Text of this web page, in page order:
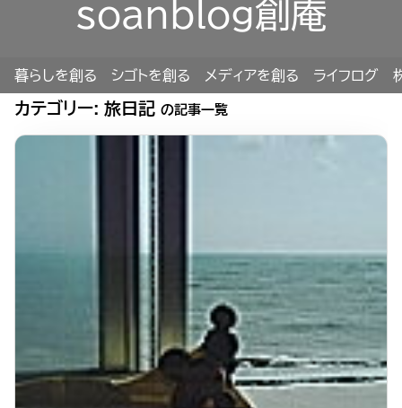
soanblog創庵
暮らしを創る シゴトを創る メディアを創る ライフログ
カテゴリー: 旅日記 の記事一覧